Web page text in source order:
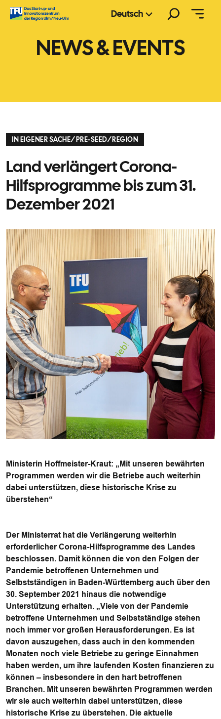
Zum
Inhalt
Deutsch
NEWS & EVENTS
IN EIGENER SACHE/PRE-SEED/REGION
Land verlängert Corona-
Hilfsprogramme bis zum 31.
Dezember 2021
Ministerin Hoffmeister-Kraut: „Mit unseren bewährten
Programmen werden wir die Betriebe auch weiterhin
dabei unterstützen, diese historische Krise zu
überstehen“
Der Ministerrat hat die Verlängerung weiterhin
erforderlicher Corona-Hilfsprogramme des Landes
beschlossen. Damit können die von den Folgen der
Pandemie betroffenen Unternehmen und
Selbstständigen in Baden-Württemberg auch über den
30. September 2021 hinaus die notwendige
Unterstützung erhalten. „Viele von der Pandemie
betroffene Unternehmen und Selbstständige stehen
noch immer vor großen Herausforderungen. Es ist
davon auszugehen, dass auch in den kommenden
Monaten noch viele Betriebe zu geringe Einnahmen
haben werden, um ihre laufenden Kosten finanzieren zu
können – insbesondere in den hart betroffenen
Branchen. Mit unseren bewährten Programmen werden
wir sie auch weiterhin dabei unterstützen, diese
historische Krise zu überstehen. Die aktuelle